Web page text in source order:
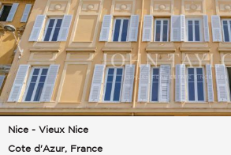
Nice - Vieux Nice
Cote d'Azur, France